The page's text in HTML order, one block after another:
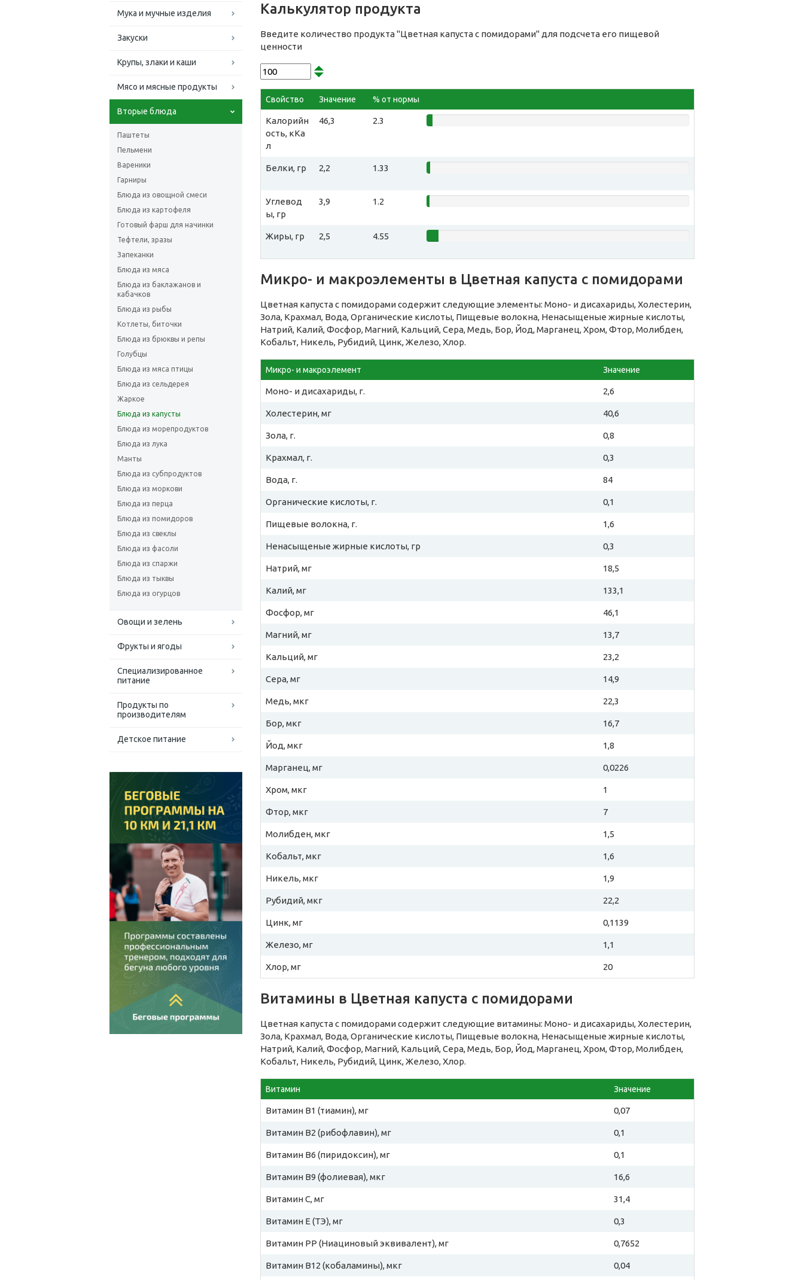
Мука и мучные изделия
Закуски
Крупы, злаки и каши
Мясо и мясные продукты
Вторые блюда
Паштеты
Пельмени
Вареники
Гарниры
Блюда из овощной смеси
Блюда из картофеля
Готовый фарш для начинки
Тефтели, зразы
Запеканки
Блюда из мяса
Блюда из баклажанов и
кабачков
Блюда из рыбы
Котлеты, биточки
Блюда из брюквы и репы
Голубцы
Блюда из мяса птицы
Блюда из сельдерея
Жаркое
Блюда из капусты
Блюда из морепродуктов
Блюда из лука
Манты
Блюда из субпродуктов
Блюда из моркови
Блюда из перца
Блюда из помидоров
Блюда из свеклы
Блюда из фасоли
Блюда из спаржи
Блюда из тыквы
Блюда из огурцов
Овощи и зелень
Фрукты и ягоды
Специализированное
питание
Продукты по
производителям
Детское питание
Калькулятор продукта
Введите количество продукта "Цветная капуста с помидорами" для подсчета его пищевой
ценности
Свойство Значение % от нормы
Калорийн
ость, кКа
л
46,3 2.3
Белки, гр 2,2 1.33
Углевод
ы, гр
3,9 1.2
Жиры, гр 2,5 4.55
Микро- и макроэлементы в Цветная капуста с помидорами
Цветная капуста с помидорами содержит следующие элементы: Моно- и дисахариды, Холестерин,
Зола, Крахмал, Вода, Органические кислоты, Пищевые волокна, Ненасыщеные жирные кислоты,
Натрий, Калий, Фосфор, Магний, Кальций, Сера, Медь, Бор, Йод, Марганец, Хром, Фтор, Молибден,
Кобальт, Никель, Рубидий, Цинк, Железо, Хлор.
Микро- и макроэлемент Значение
Моно- и дисахариды, г. 2,6
Холестерин, мг 40,6
Зола, г. 0,8
Крахмал, г. 0,3
Вода, г. 84
Органические кислоты, г. 0,1
Пищевые волокна, г. 1,6
Ненасыщеные жирные кислоты, гр 0,3
Натрий, мг 18,5
Калий, мг 133,1
Фосфор, мг 46,1
Магний, мг 13,7
Кальций, мг 23,2
Сера, мг 14,9
Медь, мкг 22,3
Бор, мкг 16,7
Йод, мкг 1,8
Марганец, мг 0,0226
Хром, мкг 1
Фтор, мкг 7
Молибден, мкг 1,5
Кобальт, мкг 1,6
Никель, мкг 1,9
Рубидий, мкг 22,2
Цинк, мг 0,1139
Железо, мг 1,1
Хлор, мг 20
Витамины в Цветная капуста с помидорами
Цветная капуста с помидорами содержит следующие витамины: Моно- и дисахариды, Холестерин,
Зола, Крахмал, Вода, Органические кислоты, Пищевые волокна, Ненасыщеные жирные кислоты,
Натрий, Калий, Фосфор, Магний, Кальций, Сера, Медь, Бор, Йод, Марганец, Хром, Фтор, Молибден,
Кобальт, Никель, Рубидий, Цинк, Железо, Хлор.
Витамин Значение
Витамин B1 (тиамин), мг 0,07
Витамин B2 (рибофлавин), мг 0,1
Витамин B6 (пиридоксин), мг 0,1
Витамин B9 (фолиевая), мкг 16,6
Витамин C, мг 31,4
Витамин E (ТЭ), мг 0,3
Витамин PP (Ниациновый эквивалент), мг 0,7652
Витамин B12 (кобаламины), мкг 0,04